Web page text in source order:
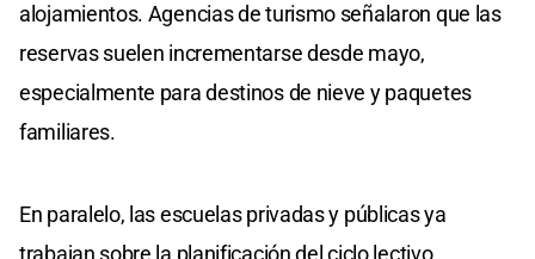
alojamientos. Agencias de turismo señalaron que las
reservas suelen incrementarse desde mayo,
especialmente para destinos de nieve y paquetes
familiares.
En paralelo, las escuelas privadas y públicas ya